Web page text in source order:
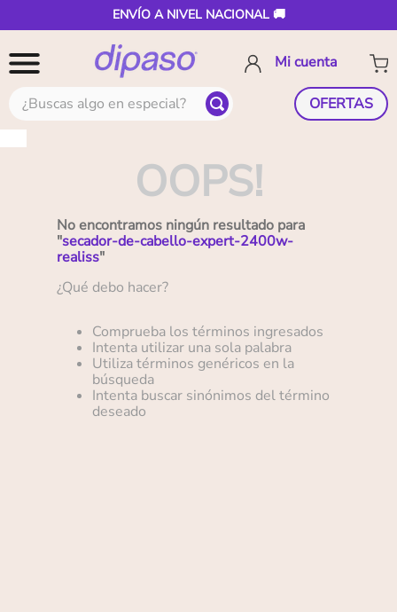
ENVÍO A NIVEL NACIONAL 🚚
¿Buscas algo en especial? OFERTAS
OOPS!
No encontramos ningún resultado para
"secador-de-cabello-expert-2400w-
realiss"
¿Qué debo hacer?
Comprueba los términos ingresados
Intenta utilizar una sola palabra
Utiliza términos genéricos en la
búsqueda
Intenta buscar sinónimos del término
deseado